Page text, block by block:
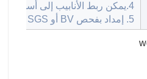
4.يمكن ربط الأنابيب إلى أسفل وتثقيب الثقوب.
5. إمداد بفحص BV أو SGS إذا احتاج العميل.